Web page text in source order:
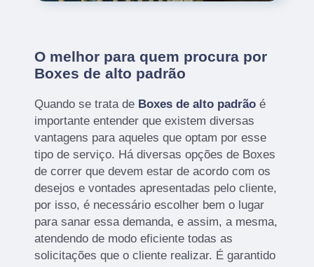
O melhor para quem procura por
Boxes de alto padrão
Quando se trata de Boxes de alto padrão é
importante entender que existem diversas
vantagens para aqueles que optam por esse
tipo de serviço. Há diversas opções de Boxes
de correr que devem estar de acordo com os
desejos e vontades apresentadas pelo cliente,
por isso, é necessário escolher bem o lugar
para sanar essa demanda, e assim, a mesma,
atendendo de modo eficiente todas as
solicitações que o cliente realizar. É garantido